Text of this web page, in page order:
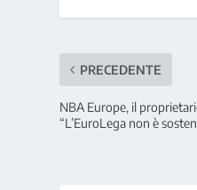
PRECEDENTE
NBA Europe, il
“L’EuroLega non è